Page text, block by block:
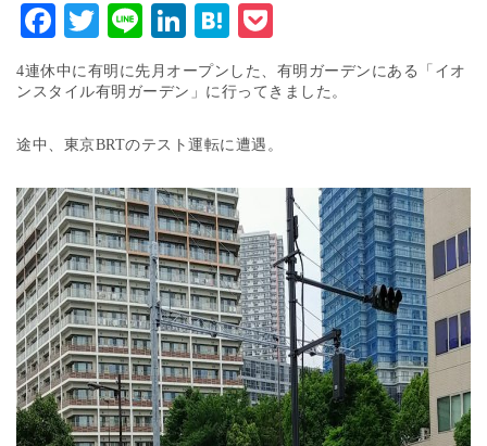
Facebook
Twitter
LineLinkedIn
Hatena
4連休中に有明に先月オープンした、有明ガーデンにある「イオ
ンスタイル有明ガーデン」に行ってきました。
途中、東京BRTのテスト運転に遭遇。